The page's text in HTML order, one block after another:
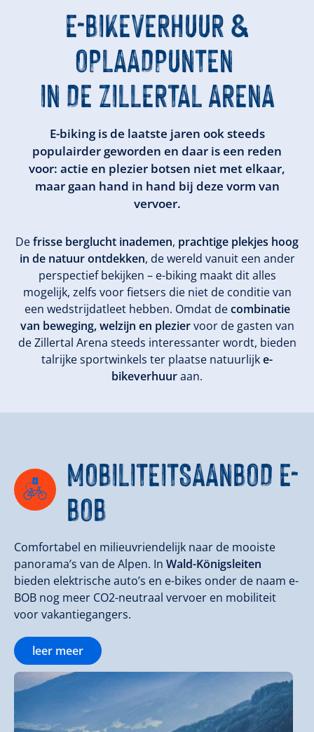
E-BIKEVERHUUR &
OPLAADPUNTEN
IN DE ZILLERTAL ARENA
E-biking is de laatste jaren ook steeds
populairder geworden en daar is een reden
voor: actie en plezier botsen niet met elkaar,
maar gaan hand in hand bij deze vorm van
vervoer.
Defrisse berglucht inademen, prachtige plekjes hoog
in de natuur ontdekken, de wereld vanuit een ander
perspectief bekijken – e-biking maakt dit alles
mogelijk, zelfs voor fietsers die niet de conditie van
een wedstrijdatleet hebben. Omdat decombinatie
van beweging, welzijn en pleziervoor de gasten van
de Zillertal Arena steeds interessanter wordt, bieden
talrijke sportwinkels ter plaatse natuurlijke-
bikeverhuuraan.
MOBILITEITSAANBOD E-
BOB
Comfortabel en milieuvriendelijk naar de mooiste
panorama’s van de Alpen. In Wald-Königsleiten
bieden elektrische auto’s en e-bikes onder de naam e-
BOB nog meer CO2-neutraal vervoer en mobiliteit
voor vakantiegangers.
leer meer